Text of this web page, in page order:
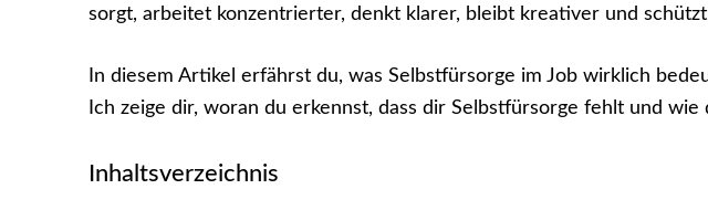
sorgt, arbeitet konzentrierter, denkt klarer, bleibt kreativer und
In diesem Artikel erfährst du, was Selbstfürsorge im Job wirklich
Ich zeige dir, woran du erkennst, dass dir Selbstfürsorge fehlt und
Inhaltsverzeichnis